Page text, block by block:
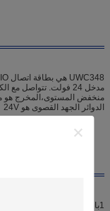
الدوائر الجهد القصوى هو 24V
1باستخدام الاتصالات RS232، معدل الميناء هو 115200، ضمان الاتصالات السريعة.